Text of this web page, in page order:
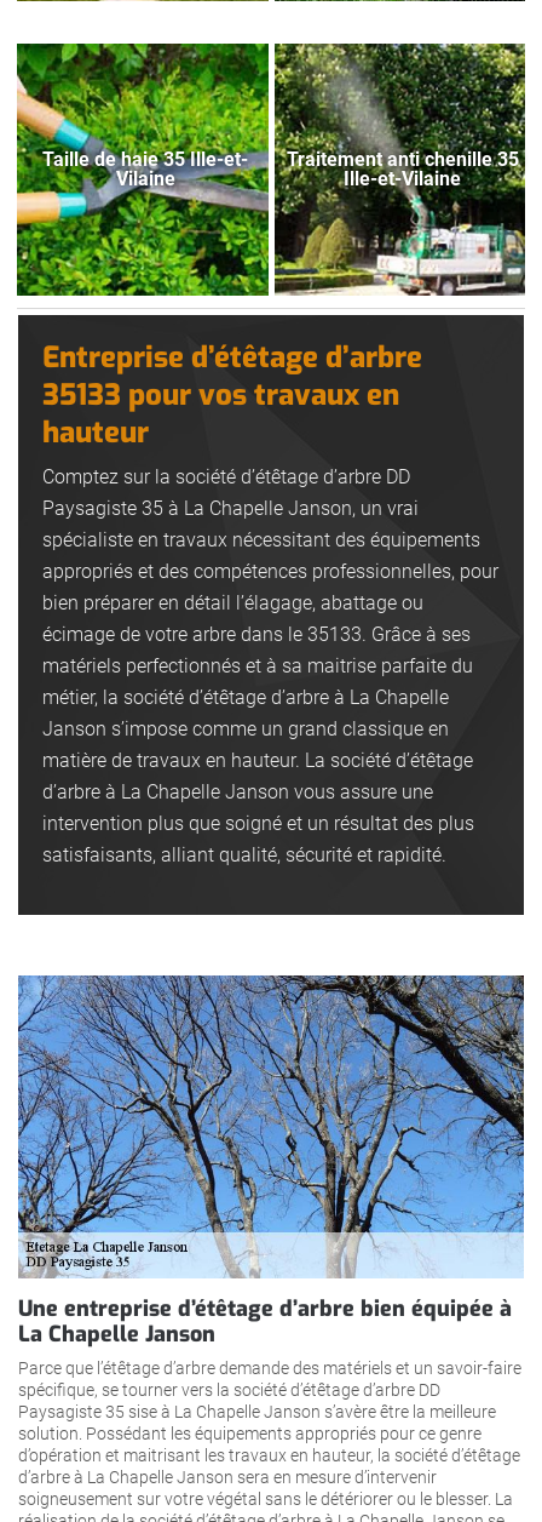
Taille de haie 35 Ille-et-
Vilaine
Traitement anti chenille 35
Ille-et-Vilaine
Entreprise d’étêtage d’arbre
35133 pour vos travaux en
hauteur
Comptez sur la société d’étêtage d’arbre DD
Paysagiste 35 à La Chapelle Janson, un vrai
spécialiste en travaux nécessitant des équipements
appropriés et des compétences professionnelles, pour
bien préparer en détail l’élagage, abattage ou
écimage de votre arbre dans le 35133. Grâce à ses
matériels perfectionnés et à sa maitrise parfaite du
métier, la société d’étêtage d’arbre à La Chapelle
Janson s’impose comme un grand classique en
matière de travaux en hauteur. La société d’étêtage
d’arbre à La Chapelle Janson vous assure une
intervention plus que soigné et un résultat des plus
satisfaisants, alliant qualité, sécurité et rapidité.
Une entreprise d’étêtage d’arbre bien équipée à
La Chapelle Janson
Parce que l’étêtage d’arbre demande des matériels et un savoir-faire
spécifique, se tourner vers la société d’étêtage d’arbre DD
Paysagiste 35 sise à La Chapelle Janson s’avère être la meilleure
solution. Possédant les équipements appropriés pour ce genre
d’opération et maitrisant les travaux en hauteur, la société d’étêtage
d’arbre à La Chapelle Janson sera en mesure d’intervenir
soigneusement sur votre végétal sans le détériorer ou le blesser. La